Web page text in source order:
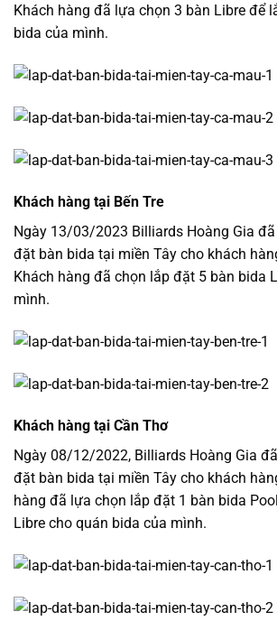
Khách hàng đã lựa chọn 3 bàn Libre để
bida của mình.
Khách hàng tại Bến Tre
Ngày 13/03/2023 Billiards Hoàng Gia
đặt bàn bida tại miền Tây cho khách
Khách hàng đã chọn lắp đặt 5 bàn bida
mình.
Khách hàng tại Cần Thơ
Ngày 08/12/2022, Billiards Hoàng Gia
đặt bàn bida tại miền Tây cho khách
hàng đã lựa chọn lắp đặt 1 bàn bida
Libre cho quán bida của mình.